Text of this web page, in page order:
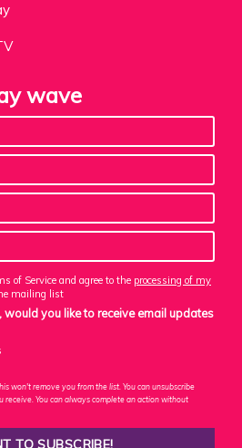
wave
of Service and agree to the processing of my
mailing list
would you like to receive email updates
won't remove you from the list. You can unsubscribe
receive. You can always complete an action without